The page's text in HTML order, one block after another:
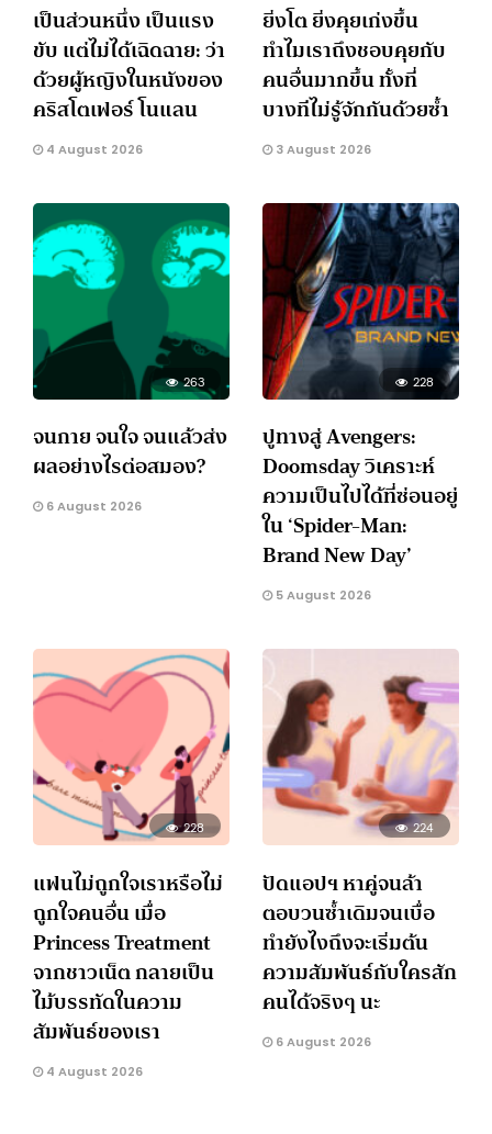
เป็นส่วนหนึ่ง เป็นแรง
ขับ แต่ไม่ได้เฉิดฉาย: ว่า
ด้วยผู้หญิงในหนังของ
คริสโตเฟอร์ โนแลน
4 August 2026
ยิ่งโต ยิ่งคุยเก่งขึ้น
ทำไมเราถึงชอบคุยกับ
คนอื่นมากขึ้น ทั้งที่
บางทีไม่รู้จักกันด้วยซ้ำ
3 August 2026
263
จนกาย จนใจ จนแล้วส่ง
ผลอย่างไรต่อสมอง?
6 August 2026
228
ปูทางสู่ Avengers:
Doomsday วิเคราะห์
ความเป็นไปได้ที่ซ่อนอยู่
ใน ‘Spider-Man:
Brand New Day’
5 August 2026
228
แฟนไม่ถูกใจเราหรือไม่
ถูกใจคนอื่น เมื่อ
Princess Treatment
จากชาวเน็ต กลายเป็น
ไม้บรรทัดในความ
สัมพันธ์ของเรา
4 August 2026
224
ปัดแอปฯ หาคู่จนล้า
ตอบวนซ้ำเดิมจนเบื่อ
ทำยังไงถึงจะเริ่มต้น
ความสัมพันธ์กับใครสัก
คนได้จริงๆ นะ
6 August 2026